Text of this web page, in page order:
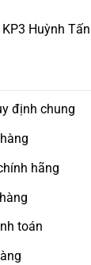
Huỳnh
định chung
hãng
toán